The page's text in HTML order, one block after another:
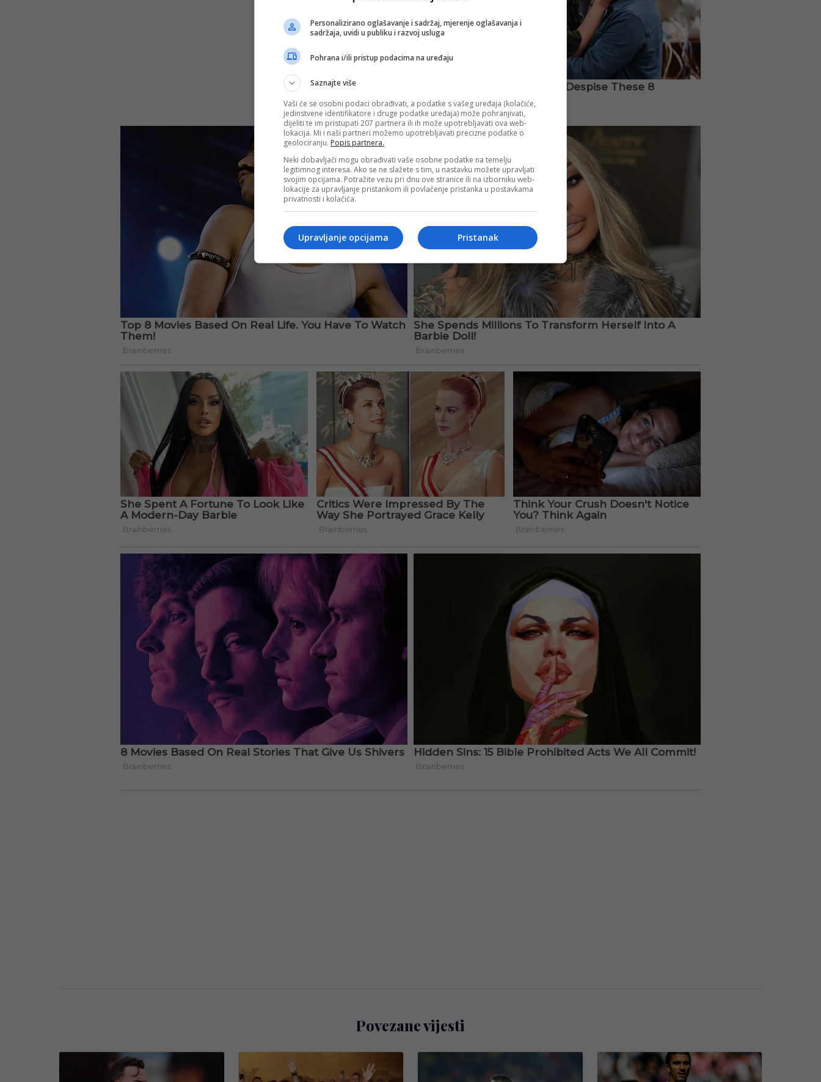
Povezane vijesti
Personalizirano oglašavanje i sadržaj, mjerenje oglašavanja i
sadržaja, uvidi u publiku i razvoj usluga
Pohrana i/ili pristup podacima na uređaju
Saznajte više
Vaši će se osobni podaci obrađivati, a podatke s vašeg uređaja (kolačiće,
jedinstvene identifikatore i druge podatke uređaja) može pohranjivati,
dijeliti te im pristupati 207 partnera ili ih može upotrebljavati ova web-
lokacija. Mi i naši partneri možemo upotrebljavati precizne podatke o
geolociranju. Popis partnera.
Neki dobavljači mogu obrađivati vaše osobne podatke na temelju
legitimnog interesa. Ako se ne slažete s tim, u nastavku možete upravljati
svojim opcijama. Potražite vezu pri dnu ove stranice ili na izborniku web-
lokacije za upravljanje pristankom ili povlačenje pristanka u postavkama
privatnosti i kolačića.
Pristanak
Upravljanje opcijama